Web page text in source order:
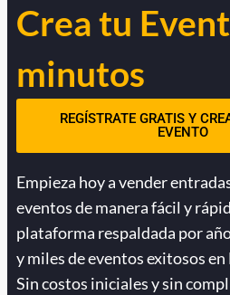
Crea tu
minutos
REGÍSTRATE GRATIS Y
EVENTO
Empieza hoy a vender
eventos de manera fácil y
plataforma respaldada por
y miles de eventos exitosos
Sin costos iniciales y sin